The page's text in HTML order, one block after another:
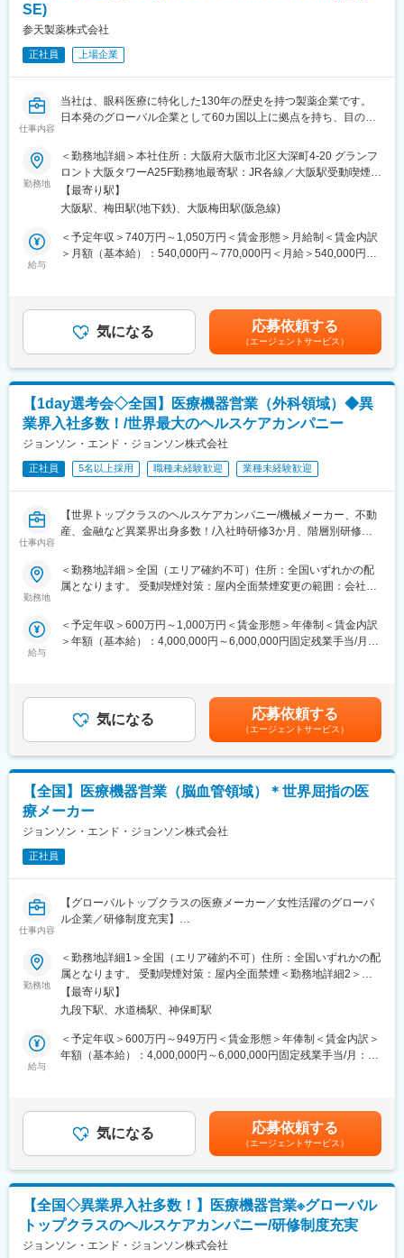
・プロケア営業事業部は全国で200名程度の規模で、6～7割くら
＜担当エリア＞
全国の各拠点に配属の可能性がございます。ご希望の勤務地を考
慮の上、決定いたします。
心臓のリズム異常（不整脈）を治療する医療機器を、医師に提
案・サポートします。ただ製品を売るのではなく、「この患者さ
めてアドバイスをし、専門知識を活かしたコンサルティング型の
営業です。
また、治療や手術に立ち会い、医療スタッフの機器操作をサポー
トします。
■不整脈とは
通常、心臓は一定のリズムで規則正しく動いていますが、そのリ
■研修制度
入社後は約3か月間、会社や製品について学ぶ研修を実施します。
座学だけでなく、実際に製品を操作しながら基礎を身につけたう
強会、年次・階層別研修など継続的な学びの機会があり、業界未
経験の方も安心して成長できる環境です。
※初期研修期間中は会社で手配するビジネスホテルに宿泊していた
だきます。
■キャリアパス
マネージャー、本社部門など、長期的に多くのキャリアパスがご
ざいます。
例）GROWプログラム：短期間にて他部署の業務体験が可能／社
内公募制度：職種、セクター間の異動を行える制度
SE)
参天製薬株式会社
正社員 上場企業
仕事内容
当社は、眼科医療に特化した130年の歴史を持つ製薬企業です。
日本発のグローバル企業として60カ国以上に拠点を持ち、目の健
供し、世界中の人々の視覚に関わる社会問題に取り組んでいま
す。
■業務概要：
日本およびグローバルの事業部門と連携しながら、業務の有効
性、業務効率、および組織パフォーマンスの向上につながるデジ
タルソリューションおよび情報システムの企画・設計・導入・運
ることもあります。
信頼されるDigital & IT Business Partnerとして、事業部門、
Digital & IT組織、外部パートナーと密接に連携しながら、ビジネ
【主な職務内容と責任】
■ビジネスパートナーシップ
・R&Dおよび関連部門のステークホルダーと信頼関係を構築し、
業務上の課題、ニーズ、および優先事項を理解する。
・ビジネス目標の達成と事業価値の創出に向けて、ITおよびデジ
タルソリューションを提案し、その導入・活用を支援する。
・ビジネス部門とIT部門の橋渡し役として、優先順位、期待値、
およびソリューション方針の整合を図る。
■プロジェクト推進
・担当するITプロジェクトおよび施策について、計画策定、実
・プロジェクトにおける課題やリスクを主体的に特定・管理し、
適切な対策を推進することで、円滑なプロジェクト遂行を実現す
・社内外の関係者と連携しながら、プロジェクトの成功に向けて
推進する。
■ステークホルダーコミュニケーション・協働
・プロジェクトの状況、リスク、課題、およびシステム変更に関
する情報を、関係者へ適切に共有する。
よび各種イニシアチブの実行を支援する。
変更の範囲：会社の定める業務
勤務地
＜勤務地詳細＞本社住所：大阪府大阪市北区大深町4-20 グランフ
ロント大阪タワーA25F勤務地最寄駅：JR各線／大阪駅受動喫煙対
策：屋内全面禁煙変更の範囲：会社の定める事業所（リモートワ
ーク含む）
【最寄り駅】
大阪駅、梅田駅(地下鉄)、大阪梅田駅(阪急線)
給与
＜予定年収＞740万円～1,050万円＜賃金形態＞月給制＜賃金内訳
＞月額（基本給）：540,000円～770,000円＜月給＞540,000円～
り、選考を通じて上下する可能性があります。月給(月額)は固定手
当を含めた表記です。
気になる 応募依頼する
（エージェントサービス）
【1day選考会◇全国】医療機器営業（外科領域）◆異
業界入社多数！/世界最大のヘルスケアカンパニー
ジョンソン・エンド・ジョンソン株式会社
正社員 5名以上採用 職種未経験歓迎 業種未経験歓迎
仕事内容
【世界トップクラスのヘルスケアカンパニー/機械メーカー、不動
産、金融など異業界出身多数！/入社時研修3か月、階層別研修な
シェアの製品多数/インセンティブ制度/入社想定日：2026年10月1
日】
★個人の裁量が大きく、年齢・性別関係・社歴関係なく活躍でき
る環境です！
■業務詳細
担当エリアの病院（主に医師）に対し、当社にて扱っている製品
を提案していただきます。医師のニーズを掘り下げた上で解決に
最適なソリューションを提案する、コンサルティングのような営
業スタイルになります。
＜具体的な業務内容＞
・担当する製品の提案、技術サポート（手術の立会いあり）
・最新の医療関連情報の提供、医療機関へのサポート（勉強・セ
ミナーの主催など）
※担当病院数は10～15施設ほどです。
※緊急の呼び出し等は発生いたしません。
■担当製品
サージェリー事業本部で展開している外科の製品群で「手術用縫
合糸」「手術用器機」「止血剤」の大きく3つ分けれております。
入社後はいずれかの製品群を担当いただきます。豊富なラインナ
ップを揃えており、顧客のニーズに合わせた最適なソリューショ
ン提案が可能です。
を頂くなど基礎的な知識を身につけてからの現場配属になりま
す。現場配属後も上長や先輩社員との営業動向や勉強会、年次や
階層別の研修プログラムを用意しているため、継続的に知識習得
※初期研修期間中は会社で手配するビジネスホテルに宿泊していた
だきます。
■キャリアパス
・マネージャー、本社部門など、長期的に多くのキャリアパスが
勤務地
＜勤務地詳細＞全国（エリア確約不可）住所：全国いずれかの配
属となります。 受動喫煙対策：屋内全面禁煙変更の範囲：会社の
給与
＜予定年収＞600万円～1,000万円＜賃金形態＞年俸制＜賃金内訳
＞年額（基本給）：4,000,000円～6,000,000円固定残業手当/月：
補足＞※ご経験やスキルを考慮し決定いたします。※上記はインセ
ンティブを含む金額です。賃金はあくまでも目安の金額であり、
選考を通じて上下する可能性があります。月給(月額)は固定手当を
含めた表記です。
気になる 応募依頼する
（エージェントサービス）
【全国】医療機器営業（脳血管領域）＊世界屈指の医
療メーカー
ジョンソン・エンド・ジョンソン株式会社
正社員
仕事内容
【グローバルトップクラスの医療メーカー／女性活躍のグローバ
ル企業／研修制度充実】
担当エリアの病院（主に医師）に対し、当社にて扱っている製品
を提案していただきます。
医師のニーズを掘り下げた上で解決に最適なソリューションを提
案する、コンサルティングのような営業スタイルになります。
■具体的な業務内容
・担当製品の提案、技術サポート（手術の立会いあり）
・最新の医療関連情報の提供、医療機関へのサポート（勉強・セ
・各種学会への参加
■事業部について
脳血管障害治療製品のグローバルリーダーとして脳卒中治療の課
疾患として知られています。その治療に使用する治療デバイスは
大きな役割を担っております。
■担当製品
脳血管障害の治療に使用される塞栓用コイルや、国内で最初の頭
勤務地
＜勤務地詳細1＞全国（エリア確約不可）住所：全国いずれかの配
属となります。 受動喫煙対策：屋内全面禁煙＜勤務地詳細2＞本
社住所：東京都千代田区西神田3-5-2 千代田ファーストビル西館勤
務地最寄駅：東西線／九段下駅受動喫煙対策：屋内全面禁煙変更
【最寄り駅】
九段下駅、水道橋駅、神保町駅
給与
＜予定年収＞600万円～949万円＜賃金形態＞年俸制＜賃金内訳＞
年額（基本給）：4,000,000円～6,000,000円固定残業手当/月：
補足＞※ご経験やスキルを考慮し決定いたします。※上記年収はイ
ンセンティブを含む金額です。賃金はあくまでも目安の金額であ
り、選考を通じて上下する可能性があります。月給(月額)は固定手
当を含めた表記です。
気になる 応募依頼する
（エージェントサービス）
【全国◇異業界入社多数！】医療機器営業※グローバル
トップクラスのヘルスケアカンパニー/研修制度充実
ジョンソン・エンド・ジョンソン株式会社